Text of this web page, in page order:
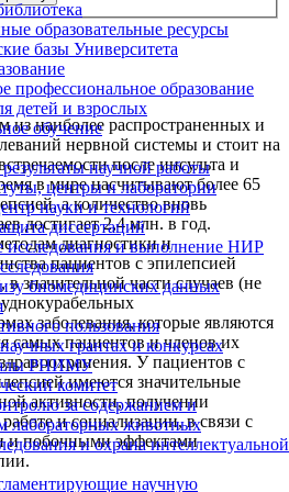
образовательные ресурсы
базы Университета
профессиональное образование
детей и взрослых
обучение
научной работы
центры и лаборатории
науки и технологий
диссертаций
исследования и выполнение НИР
биомедицинских данных
пользования
грантах и конкурсах
РНИМУ
комитет
за содержанием и
лабораторных животных
и охрана интеллектуальной
научную
из наиболее распространенных и
нервной системы и стоит на
после инсульта и
в мире насчитывают более 65
а количество вновь
достигает 2,4 млн. в год.
диагностики и
пациентов с эпилепсией
в значительной части случаев (не
заболевания, которые являются
самых пациентов и членов их
У пациентов с
имеются значительные
активности, получении
и социализации, в связи с
и побочными эффектами